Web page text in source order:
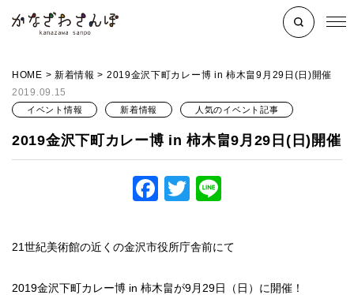
HOME > 新着情報 > 2019金沢下町カレー博 in 柿木畠9月29日(日)開催
2019.09.15
イベント情報 新着情報 人気のイベント記事
2019金沢下町カレー博 in 柿木畠9月29日(日)開催
Facebook
Twitter
21世紀美術館の近くの金沢市役所庁舎前にて
2019金沢下町カレー博 in 柿木畠が9月29日（日）に開催！